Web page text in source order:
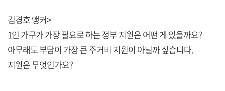
김경호 앵커>
1인 가구가 가장 필요로 하는 정부 지원은 어떤 게 있을까요?
아무래도 부담이 가장 큰 주거비 지원이 아닐까 싶습니다.
지원은 무엇인가요?